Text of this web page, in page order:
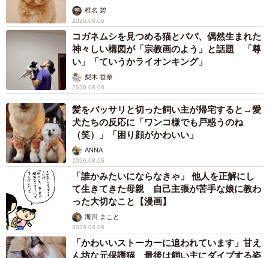
コガネムシを見つめる猫とパパ、偶然生まれた
神々しい構図が「宗教画のよう」と話題 「尊
い」「ていうかライオンキング」
梨木 香奈
2026.08.06
髪をバッサリと切った飼い主が帰宅すると→愛
犬たちの反応に「ワンコ様でも戸惑うのね
（笑）」「困り顔がかわいい」
ANNA
2026.08.06
「誰かみたいにならなきゃ」 他人を正解にし
て生きてきた母親 自己主張が苦手な娘に教わ
った大切なこと【漫画】
海川 まこと
2026.08.06
「かわいいストーカーに追われています」甘え
ん坊な元保護猫 最後は飼い主にダイブする姿
に「間違いなく犬」「完全に親子」と反響
梨木 香奈